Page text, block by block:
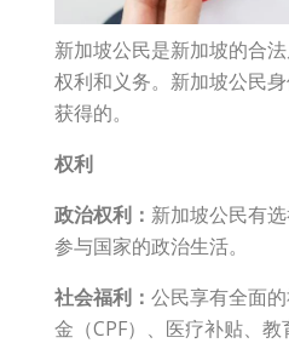
新加坡公民是新加坡的合
权利和义务。新加坡公民
获得的。
权利
政治权利： 新加坡公民有
参与国家的政治生活。
社会福利： 公民享有全面
金（CPF）、医疗补贴、